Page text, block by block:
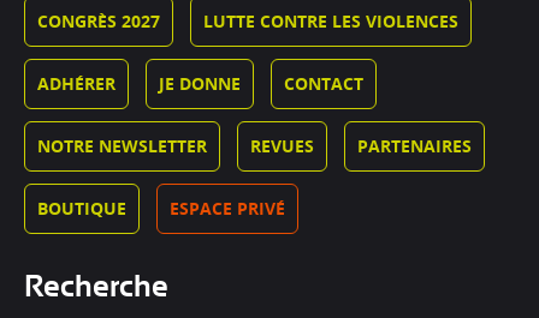
CONGRÈS 2027 LUTTE CONTRE LES VIOLENCES
ADHÉRER JE DONNE CONTACT
NOTRE NEWSLETTER REVUES PARTENAIRES
BOUTIQUE ESPACE PRIVÉ
Recherche